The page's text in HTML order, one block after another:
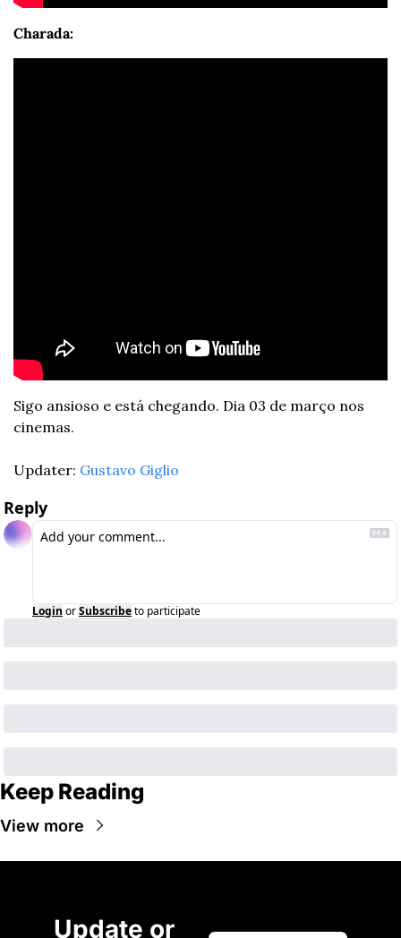
Charada:
Sigo ansioso e está chegando. Dia 03 de março nos
cinemas.
Updater: Gustavo Giglio
Reply
Login orSubscribeto participate
Keep Reading
View more
Update or